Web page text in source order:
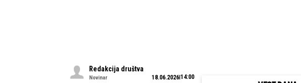
Redakcija društva
Novinar 18.06.2026 14:00